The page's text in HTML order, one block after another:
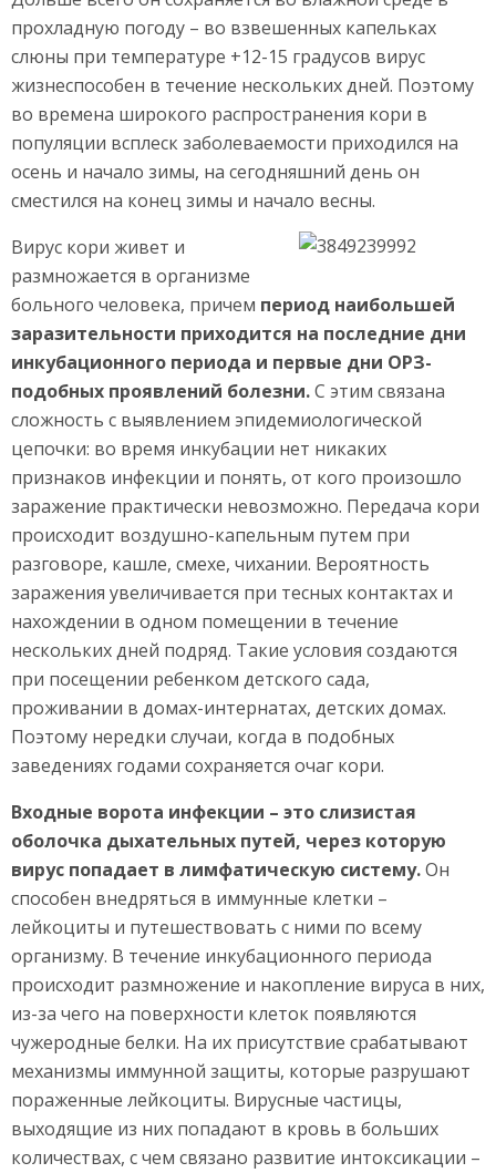
прохладную погоду – во взвешенных капельках
слюны при температуре +12-15 градусов вирус
жизнеспособен в течение нескольких дней. Поэтому
во времена широкого распространения кори в
популяции всплеск заболеваемости приходился на
осень и начало зимы, на сегодняшний день он
сместился на конец зимы и начало весны.
Вирус кори живет и
размножается в организме
больного человека, причем период наибольшей
заразительности приходится на последние дни
инкубационного периода и первые дни ОРЗ-
подобных проявлений болезни.С этим связана
сложность с выявлением эпидемиологической
цепочки: во время инкубации нет никаких
признаков инфекции и понять, от кого произошло
заражение практически невозможно. Передача кори
происходит воздушно-капельным путем при
разговоре, кашле, смехе, чихании. Вероятность
заражения увеличивается при тесных контактах и
нахождении в одном помещении в течение
нескольких дней подряд. Такие условия создаются
при посещении ребенком детского сада,
проживании в домах-интернатах, детских домах.
Поэтому нередки случаи, когда в подобных
заведениях годами сохраняется очаг кори.
Входные ворота инфекции – это слизистая
оболочка дыхательных путей, через которую
вирус попадает в лимфатическую систему.Он
способен внедряться в иммунные клетки –
лейкоциты и путешествовать с ними по всему
организму. В течение инкубационного периода
происходит размножение и накопление вируса в них,
из-за чего на поверхности клеток появляются
чужеродные белки. На их присутствие срабатывают
механизмы иммунной защиты, которые разрушают
пораженные лейкоциты. Вирусные частицы,
выходящие из них попадают в кровь в больших
количествах, с чем связано развитие интоксикации –